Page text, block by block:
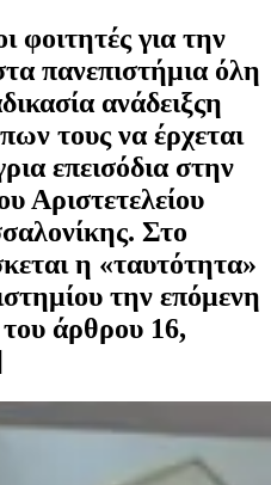
φοιτητές για την
πανεπιστήμια όλη
ανάδειξςη
τους να έρχεται
επεισόδια στην
Αριστετελείου
Στο
η «ταυτότητα»
την επόμενη
άρθρου 16,